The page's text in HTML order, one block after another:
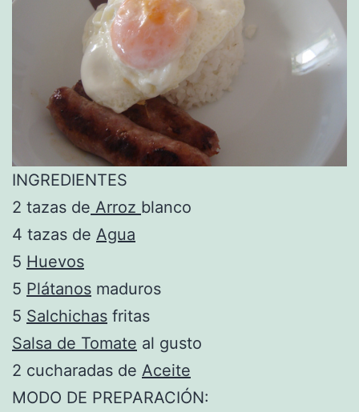
INGREDIENTES
2 tazas de Arroz blanco
4 tazas de Agua
5 Huevos
5 Plátanos maduros
5 Salchichas fritas
Salsa de Tomate al gusto
2 cucharadas de Aceite
MODO DE PREPARACIÓN: